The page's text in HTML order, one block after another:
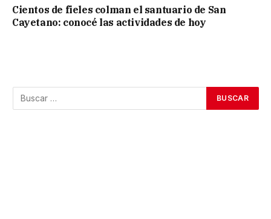
Cientos de fieles colman el santuario de San
Cayetano: conocé las actividades de hoy